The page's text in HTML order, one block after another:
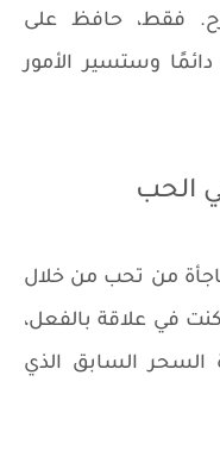
فقط، حافظ على
وستسير الأمور
الحب
من تحب من خلال
في علاقة بالفعل،
السابق الذي